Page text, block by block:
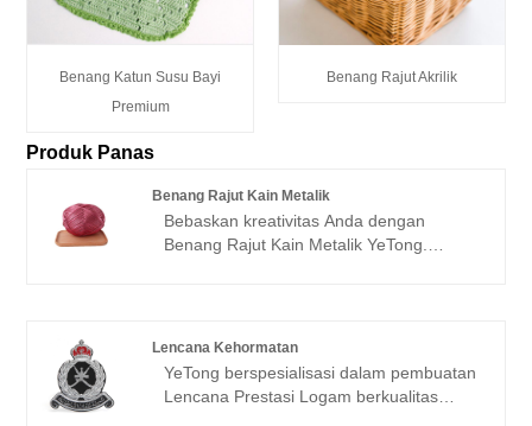
Benang Katun Susu Bayi
Premium
Benang Rajut Akrilik
Produk Panas
Benang Rajut Kain Metalik
Bebaskan kreativitas Anda dengan
Benang Rajut Kain Metalik YeTong.
metalik pada proyek Anda. Dengan
lapisan metalik ramah lingkungan dan
tekstur bercahaya, Benang Rajut Kain
Metalik kami adalah pilihan sempurna
Lencana Kehormatan
YeTong berspesialisasi dalam pembuatan
Lencana Prestasi Logam berkualitas